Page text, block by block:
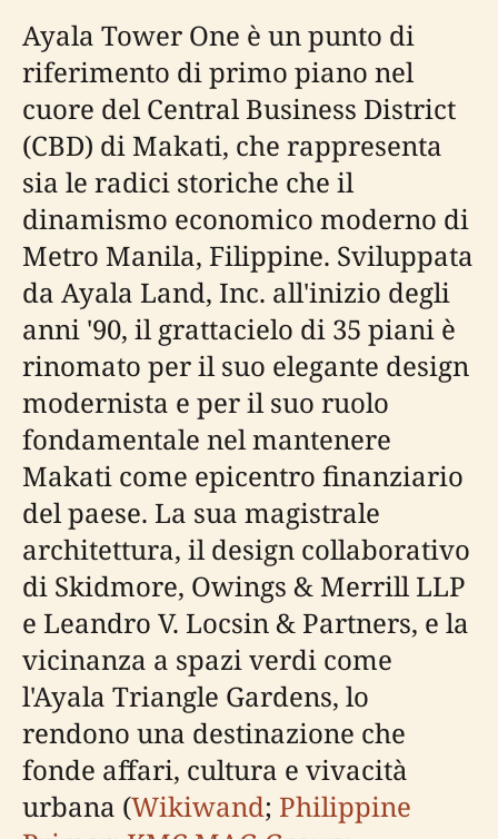
Ayala Tower One è un punto di
riferimento di primo piano nel
cuore del Central Business District
(CBD) di Makati, che rappresenta
sia le radici storiche che il
dinamismo economico moderno di
Metro Manila, Filippine. Sviluppata
da Ayala Land, Inc. all'inizio degli
anni '90, il grattacielo di 35 piani è
rinomato per il suo elegante design
modernista e per il suo ruolo
fondamentale nel mantenere
Makati come epicentro finanziario
del paese. La sua magistrale
architettura, il design collaborativo
di Skidmore, Owings & Merrill LLP
e Leandro V. Locsin & Partners, e la
vicinanza a spazi verdi come
l'Ayala Triangle Gardens, lo
rendono una destinazione che
fonde affari, cultura e vivacità
urbana (Wikiwand; Philippine